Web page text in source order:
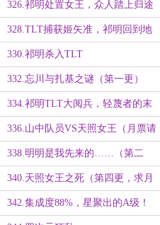
326.祁明处置女王，众人踏上归途
328.TLT捕获姬矢准，祁明回到地
球
330.祁明杀入TLT
332.忘川与扎基之谜（第一更）
334.祁明TLT大阅兵，轻蔑者的末
路（第三更，求月票）
336.山中队员VS天照女王（月票请
明天再给！）
338.明明是我先来的……（第二
更）
340.天照女王之死（第四更，求月
票）
342.集成度88%，星聚出的A级！